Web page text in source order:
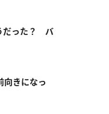
だった？ バ
向きになっ